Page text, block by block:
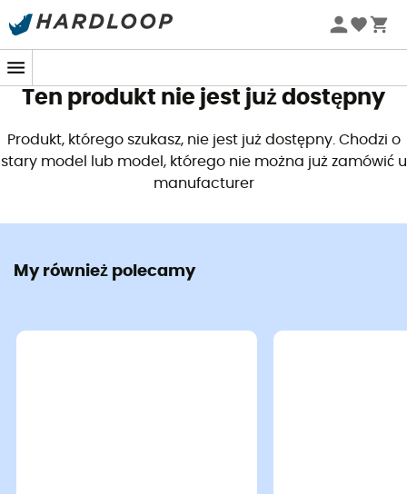
Letnie promocje 🔥 -5% DODATKOWO przy zakupie 2
Ten produkt nie jest już dostępny
Produkt, którego szukasz, nie jest już dostępny. Chodzi o
stary model lub model, którego nie można już zamówić u
manufacturer
My również polecamy